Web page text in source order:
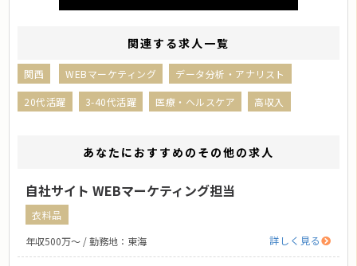
関連する求人一覧
関西 WEBマーケティング データ分析・アナリスト
20代活躍 3-40代活躍 医療・ヘルスケア 高収入
あなたにおすすめのその他の求人
自社サイト WEBマーケティング担当
衣料品
年収500万〜 / 勤務地：東海
詳しく見る